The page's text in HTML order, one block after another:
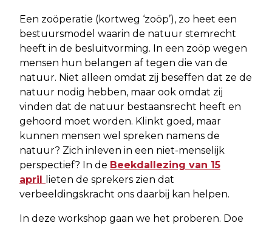
Een zoöperatie (kortweg ‘zoöp’), zo heet een
bestuursmodel waarin de natuur stemrecht
heeft in de besluitvorming. In een zoöp wegen
mensen hun belangen af tegen die van de
natuur. Niet alleen omdat zij beseffen dat ze de
natuur nodig hebben, maar ook omdat zij
vinden dat de natuur bestaansrecht heeft en
gehoord moet worden. Klinkt goed, maar
kunnen mensen wel spreken namens de
natuur? Zich inleven in een niet-menselijk
perspectief? In de Beekdallezing van 15
april
lieten de sprekers zien dat
verbeeldingskracht ons daarbij kan helpen.
In deze workshop gaan we het proberen. Doe